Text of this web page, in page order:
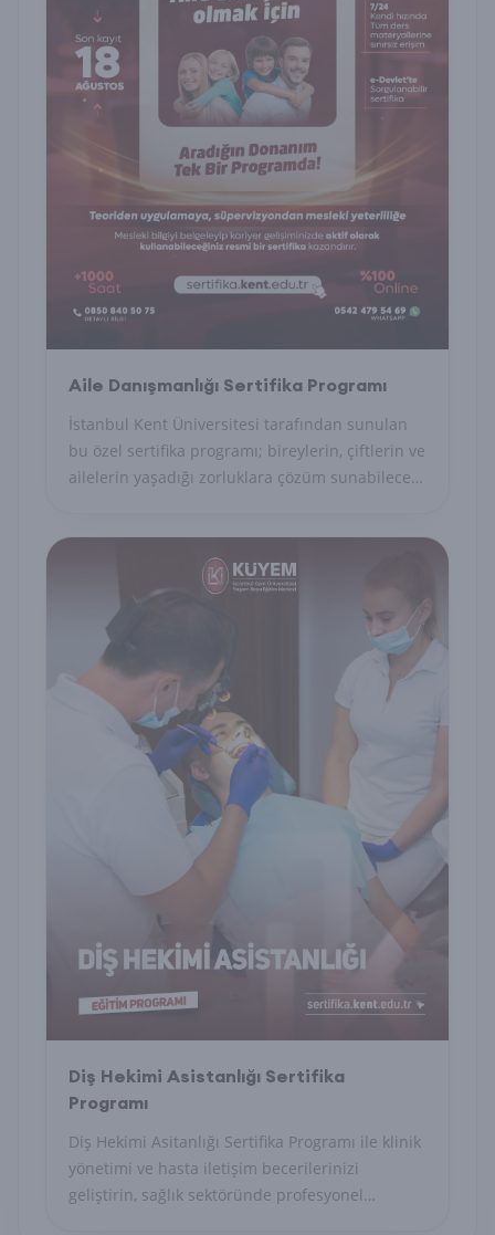
Aile Danışmanlığı Sertifika Programı
İstanbul Kent Üniversitesi tarafından sunulan
bu özel sertifika programı; bireylerin, çiftlerin ve
ailelerin yaşadığı zorluklara çözüm sunabilecek
Diş Hekimi Asistanlığı Sertifika
Programı
Diş Hekimi Asitanlığı Sertifika Programı ile klinik
yönetimi ve hasta iletişim becerilerinizi
geliştirin, sağlık sektöründe profesyonel